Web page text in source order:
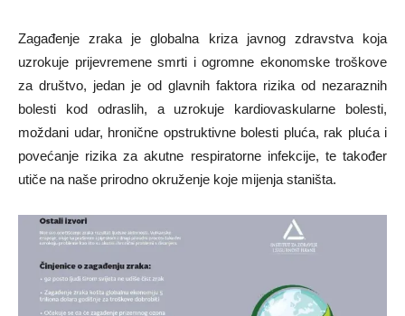
Zagađenje zraka je globalna kriza javnog zdravstva koja
uzrokuje prijevremene smrti i ogromne ekonomske troškove
za društvo, jedan je od glavnih faktora rizika od nezaraznih
bolesti kod odraslih, a uzrokuje kardiovaskularne bolesti,
moždani udar, hronične opstruktivne bolesti pluća, rak pluća i
povećanje rizika za akutne respiratorne infekcije, te također
utiče na naše prirodno okruženje koje mijenja staništa.